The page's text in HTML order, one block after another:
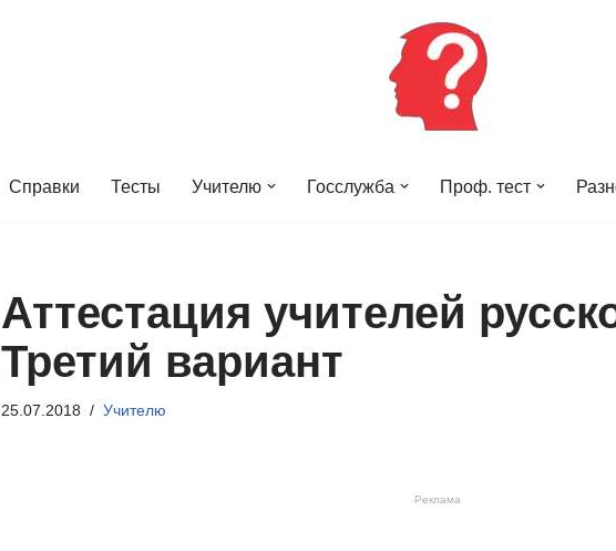
Справки Тесты Учителю Госслужба Проф. тест
Аттестация учителей
Третий вариант
25.07.2018 Учителю
Реклама